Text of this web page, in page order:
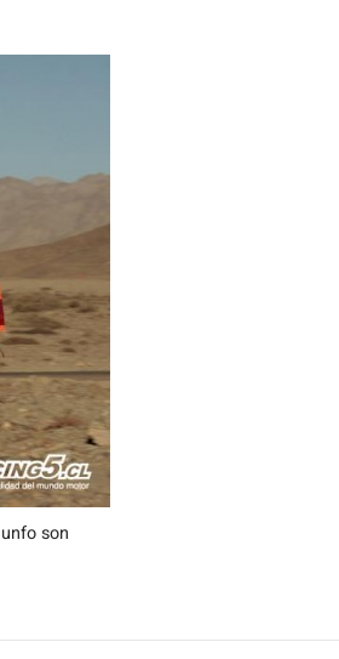
son